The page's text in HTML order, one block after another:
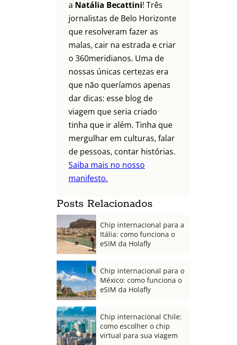
a Natália Becattini! Três
jornalistas de Belo Horizonte
que resolveram fazer as
malas, cair na estrada e criar
o 360meridianos. Uma de
nossas únicas certezas era
que não queríamos apenas
dar dicas: esse blog de
viagem que seria criado
tinha que ir além. Tinha que
mergulhar em culturas, falar
de pessoas, contar histórias.
Saiba mais no nosso
manifesto.
Posts Relacionados
Chip internacional para a
Itália: como funciona o
eSIM da Holafly
Chip internacional para o
México: como funciona o
eSIM da Holafly
Chip internacional Chile:
como escolher o chip
virtual para sua viagem